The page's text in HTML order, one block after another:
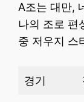
A조는 대만,
나의 조로 편
중 저우지 스
경기